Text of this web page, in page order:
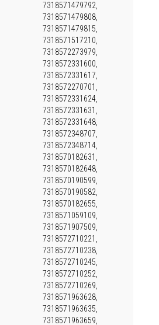
7318571479792,
7318571479808,
7318571479815,
7318571517210,
7318572273979,
7318572331600,
7318572331617,
7318572270701,
7318572331624,
7318572331631,
7318572331648,
7318572348707,
7318572348714,
7318570182631,
7318570182648,
7318570190599,
7318570190582,
7318570182655,
7318571059109,
7318571907509,
7318572710221,
7318572710238,
7318572710245,
7318572710252,
7318572710269,
7318571963628,
7318571963635,
7318571963659,